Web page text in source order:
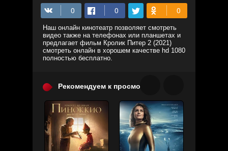
Наш онлайн кинотеатр позволяет смотреть
видео также на телефонах или планшетах и
предлагает фильм Кролик Питер 2 (2021)
смотреть онлайн в хорошем качестве hd 1080
полностью бесплатно.
Рекомендуем к просмотру: